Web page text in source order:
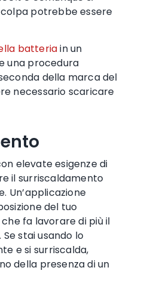
potrebbe essere
batteriain un
una procedura
della marca del
necessario scaricare
elevate esigenze di
il surriscaldamento
. Un’applicazione
del tuo
che fa lavorare di più il
stai usando lo
e si surriscalda,
della presenza di un